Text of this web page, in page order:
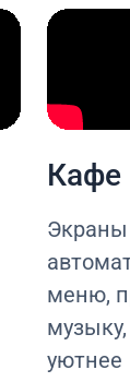
Кафе
Экраны
меню,
уютнее